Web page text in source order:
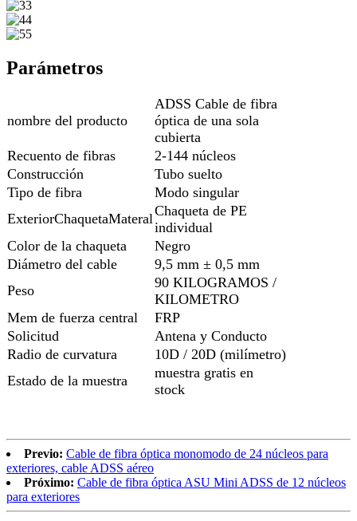
Parámetros
nombre del producto
ADSS Cable de fibra
óptica de una sola
cubierta
Recuento de fibras
2-144 núcleos
Construcción
Tubo suelto
Tipo de fibra
Modo singular
ExteriorChaquetaMateralChaqueta de PE
individual
Color de la chaqueta
Negro
Diámetro del cable
9,5 mm ± 0,5 mm
Peso
90 KILOGRAMOS /
KILOMETRO
Mem de fuerza central
FRP
Solicitud
Antena y Conducto
Radio de curvatura
10D / 20D (milímetro)
Estado de la muestra
muestra gratis en
stock
Previo: Cable de fibra óptica monomodo de 24 núcleos para
exteriores, cable ADSS aéreo
Próximo: Cable de fibra óptica ASU Mini ADSS de 12 núcleos
para exteriores